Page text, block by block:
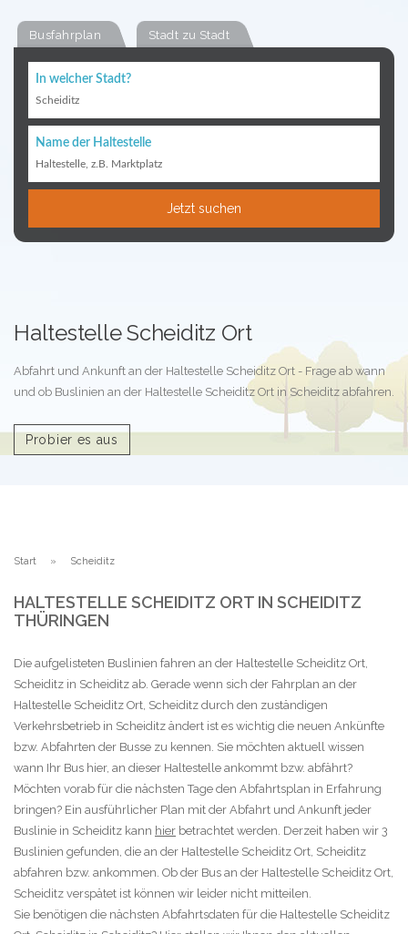
Busfahrplan Stadt zu Stadt
In welcher Stadt?
Scheiditz
Name der Haltestelle
Haltestelle, z.B. Marktplatz
Jetzt suchen
Haltestelle Scheiditz Ort
Abfahrt und Ankunft an der Haltestelle Scheiditz Ort - Frage ab wann
und ob Buslinien an der Haltestelle Scheiditz Ort in Scheiditz abfahren.
Probier es aus
Start Scheiditz
HALTESTELLE SCHEIDITZ ORT IN SCHEIDITZ
THÜRINGEN
Die aufgelisteten Buslinien fahren an der Haltestelle Scheiditz Ort,
Scheiditz in Scheiditz ab. Gerade wenn sich der Fahrplan an der
Haltestelle Scheiditz Ort, Scheiditz durch den zuständigen
Verkehrsbetrieb in Scheiditz ändert ist es wichtig die neuen Ankünfte
bzw. Abfahrten der Busse zu kennen. Sie möchten aktuell wissen
wann Ihr Bus hier, an dieser Haltestelle ankommt bzw. abfährt?
Möchten vorab für die nächsten Tage den Abfahrtsplan in Erfahrung
bringen? Ein ausführlicher Plan mit der Abfahrt und Ankunft jeder
Buslinie in Scheiditz kann hier betrachtet werden. Derzeit haben wir 3
Buslinien gefunden, die an der Haltestelle Scheiditz Ort, Scheiditz
abfahren bzw. ankommen. Ob der Bus an der Haltestelle Scheiditz Ort,
Scheiditz verspätet ist können wir leider nicht mitteilen.
Sie benötigen die nächsten Abfahrtsdaten für die Haltestelle Scheiditz